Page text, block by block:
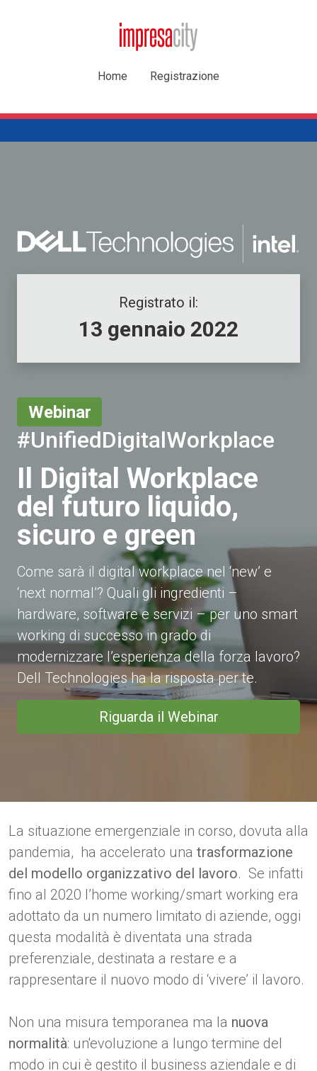
Home Registrazione
Registrato il:
13 gennaio 2022
Webinar
#UnifiedDigitalWorkplace
Il Digital Workplace
del futuro liquido,
sicuro e green
Come sarà il digital workplace nel ‘new’ e
‘next normal’? Quali gli ingredienti –
hardware, software e servizi – per uno smart
working di successo in grado di
modernizzare l’esperienza della forza lavoro?
Dell Technologies ha la risposta per te.
Riguarda il Webinar
La situazione emergenziale in corso, dovuta alla
pandemia, ha accelerato una trasformazione
del modello organizzativo del lavoro. Se infatti
fino al 2020 l’home working/smart working era
adottato da un numero limitato di aziende, oggi
questa modalità è diventata una strada
preferenziale, destinata a restare e a
rappresentare il nuovo modo di ‘vivere’ il lavoro.
Non una misura temporanea ma la nuova
normalità: un'evoluzione a lungo termine del
modo in cui è gestito il business aziendale e di